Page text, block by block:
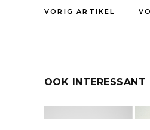
VORIG ARTIKEL
OOK INTERESSANT